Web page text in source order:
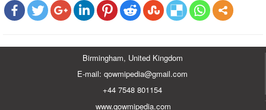
Birmingham, United Kingdom
E-mail: qowmipedia@gmail.com
+44 7548 801154
www.qowmipedia.com